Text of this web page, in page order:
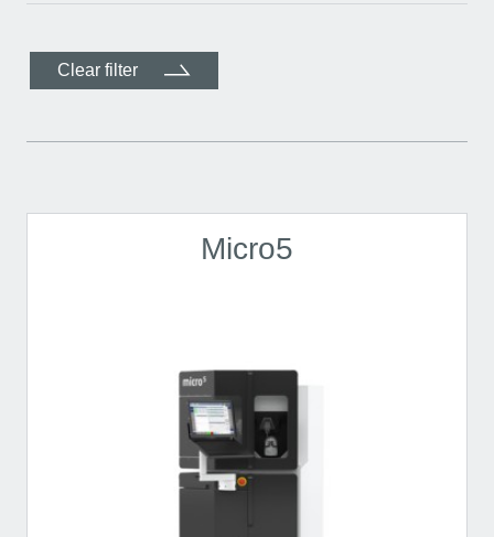
Clear filter
Micro5